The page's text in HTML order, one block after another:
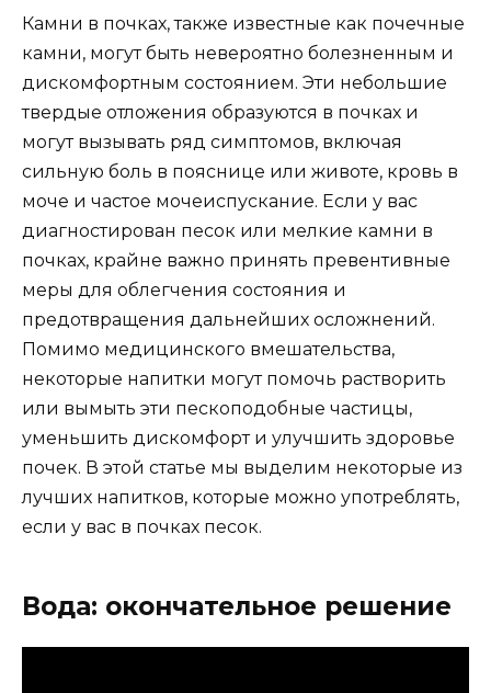
Камни в почках, также известные как почечные
камни, могут быть невероятно болезненным и
дискомфортным состоянием. Эти небольшие
твердые отложения образуются в почках и
могут вызывать ряд симптомов, включая
сильную боль в пояснице или животе, кровь в
моче и частое мочеиспускание. Если у вас
диагностирован песок или мелкие камни в
почках, крайне важно принять превентивные
меры для облегчения состояния и
предотвращения дальнейших осложнений.
Помимо медицинского вмешательства,
некоторые напитки могут помочь растворить
или вымыть эти пескоподобные частицы,
уменьшить дискомфорт и улучшить здоровье
почек. В этой статье мы выделим некоторые из
лучших напитков, которые можно употреблять,
если у вас в почках песок.
Вода: окончательное решение